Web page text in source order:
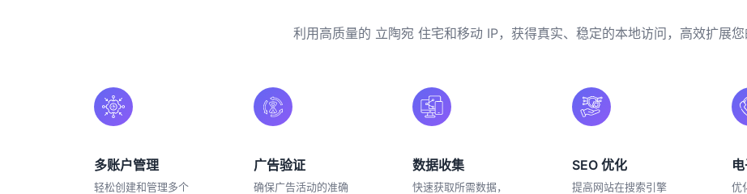
利用高质量的 立陶宛 住宅和移动 IP，获得真实、稳定的本地访问，高效扩展您
多账户管理
轻松创建和管理多个
广告验证
确保广告活动的准确
数据收集
快速获取所需数据，
SEO 优化
提高网站在搜索引擎
优